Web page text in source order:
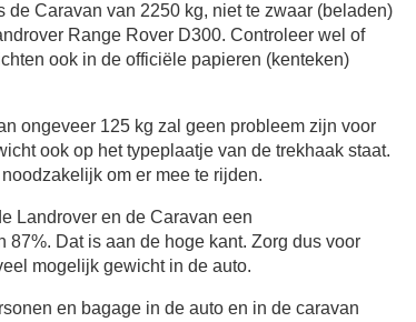
de Caravan van 2250 kg, niet te zwaar (beladen)
Range Rover D300. Controleer wel of
ook in de officiële papieren (kenteken)
ongeveer 125 kg zal geen probleem zijn voor
ook op het typeplaatje van de trekhaak staat.
om er mee te rijden.
Landrover en de Caravan een
87%. Dat is aan de hoge kant. Zorg dus voor
mogelijk gewicht in de auto.
en bagage in de auto en in de caravan